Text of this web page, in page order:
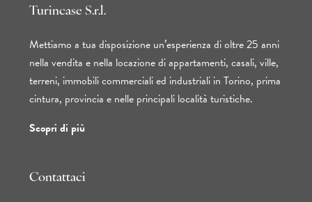
Turincase S.r.l.
Mettiamo a tua disposizione un’esperienza di oltre 25 anni
nella vendita e nella locazione di appartamenti, casali, ville,
terreni, immobili commerciali ed industriali in Torino, prima
cintura, provincia e nelle principali località turistiche.
Scopri di più
Contattaci